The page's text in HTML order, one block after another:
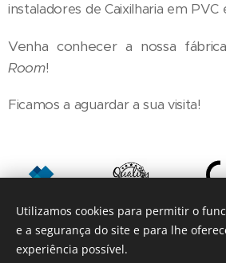
instaladores de Caixilharia em PVC
Venha conhecer a nossa
Room!
Ficamos a aguardar a sua visita!
Utilizamos cookies para permitir o
e a segurança do site e para lhe
experiência possível.